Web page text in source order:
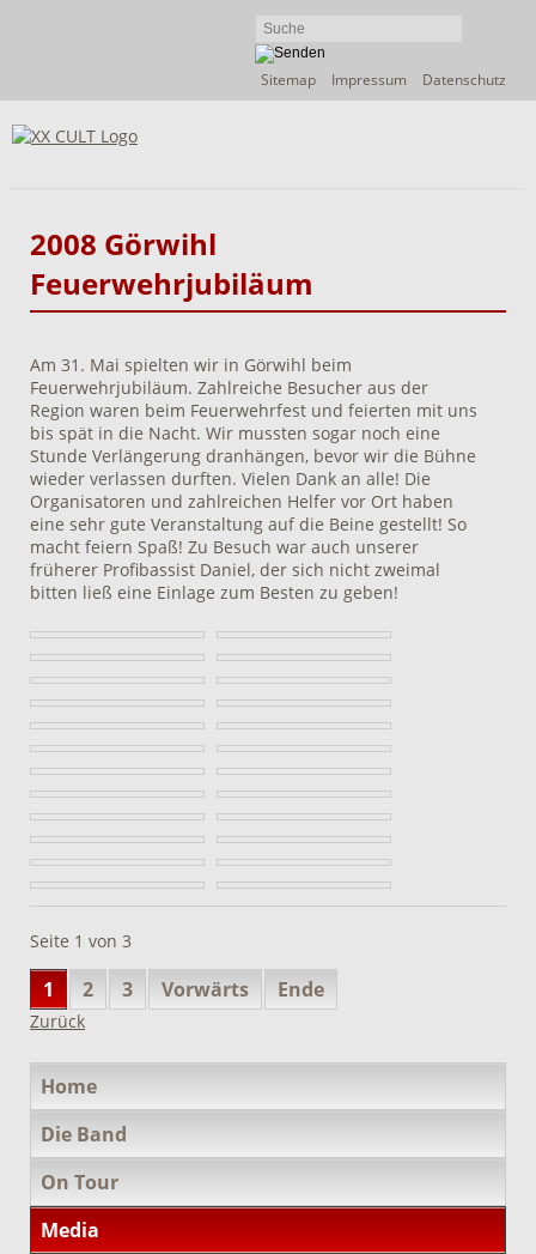
Navigation
Sitemap Impressum Datenschutz
2008 Görwihl
Feuerwehrjubiläum
Am 31. Mai spielten wir in Görwihl beim
Feuerwehrjubiläum. Zahlreiche Besucher aus der
Region waren beim Feuerwehrfest und feierten mit uns
bis spät in die Nacht. Wir mussten sogar noch eine
Stunde Verlängerung dranhängen, bevor wir die Bühne
wieder verlassen durften. Vielen Dank an alle! Die
Organisatoren und zahlreichen Helfer vor Ort haben
eine sehr gute Veranstaltung auf die Beine gestellt! So
macht feiern Spaß! Zu Besuch war auch unserer
früherer Profibassist Daniel, der sich nicht zweimal
bitten ließ eine Einlage zum Besten zu geben!
Seite 1 von 3
1 2 3 Vorwärts Ende
Zurück
überspringen
Home
Die Band
On Tour
Media